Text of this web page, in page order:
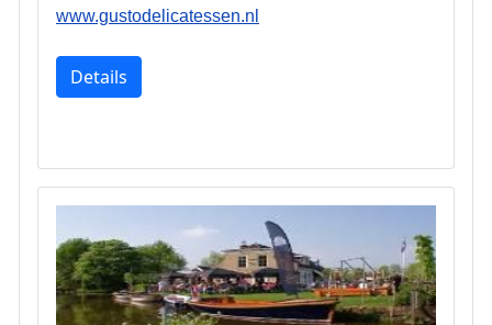
www.gustodelicatessen.nl
Details